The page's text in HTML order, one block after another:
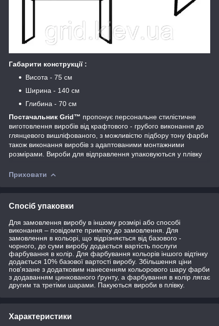
Габарити конструкції :
Висота - 75 см
Ширина - 140 см
Глибина - 70 см
Постачальник Grid™ пропонує персональне стилістичне
виготовлення виробів від крафтового - грубого виконання до
глянцевого вишліфованого, з можливістю підбору тону фарби
також виконання виробів з адаптованими монтажними
розмірами. Вироби для відправлення упаковуються у плівку
Приховати
Спосіб упаковки
Для замовлення виробу в іншому розмірі або способі
виконання – повідомте примітку до замовлення. Для
замовлення в кольорі, що відрізняється від базового -
чорного, до суми виробу додається вартість послуги
фарбування в колір. Для фарбування кольорів іншого відтінку
додається 10% базової вартості виробу. Збільшення ціни
пов'язане з додатковим нанесенням кольорового шару фарби
з додаванням цинкованого ґрунту, а фарбування в колір лягає
другим та третіми шарами. Пакуються вироби в плівку.
Характеристики